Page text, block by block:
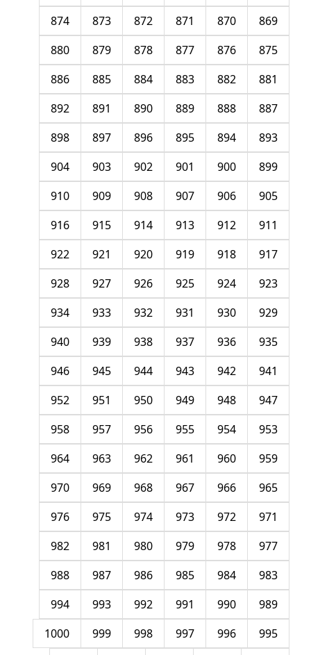
869
870
871
872
873
874
875
876
877
878
879
880
881
882
883
884
885
886
887
888
889
890
891
892
893
894
895
896
897
898
899
900
901
902
903
904
905
906
907
908
909
910
911
912
913
914
915
916
917
918
919
920
921
922
923
924
925
926
927
928
929
930
931
932
933
934
935
936
937
938
939
940
941
942
943
944
945
946
947
948
949
950
951
952
953
954
955
956
957
958
959
960
961
962
963
964
965
966
967
968
969
970
971
972
973
974
975
976
977
978
979
980
981
982
983
984
985
986
987
988
989
990
991
992
993
994
995
996
997
998
999
1000